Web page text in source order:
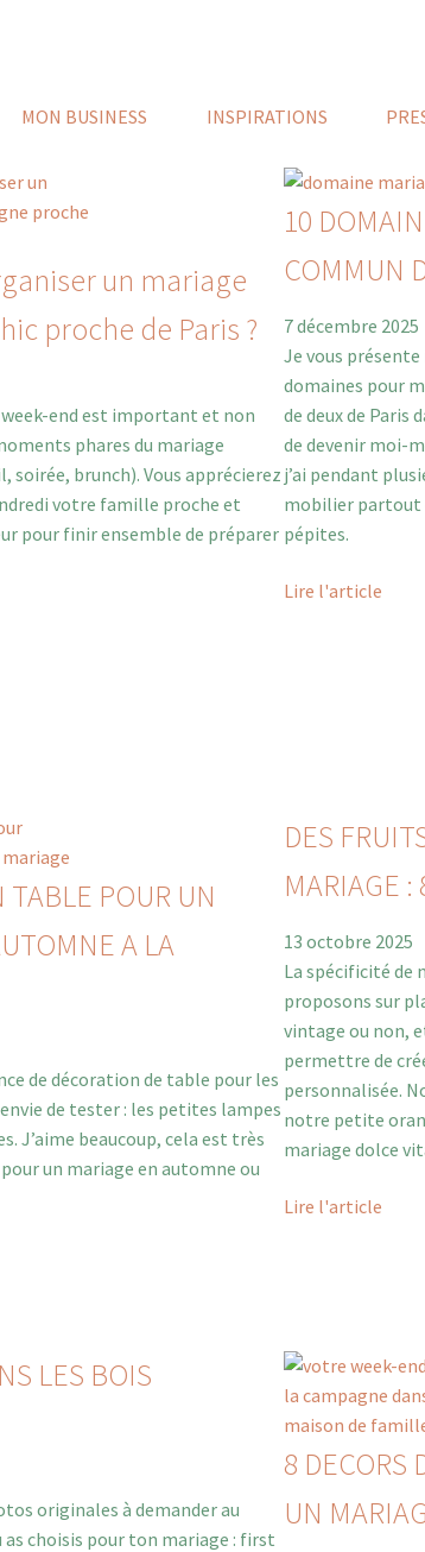
MON BUSINESS INSPIRATIONS
un mariage
proche de Paris ?
end est important et non
phares du mariage
soirée, brunch). Vous apprécierez
votre famille proche et
pour finir ensemble de préparer
10
COMMUN
7 décembre 2025
Je vous
domaines pour
de deux de Paris
de devenir moi-
j’ai pendant
mobilier partout
pépites.
Lire l'article
POUR UN
A LA
de décoration de table pour les
envie de tester : les petites lampes
J’aime beaucoup, cela est très
un mariage en automne ou
DES
MARIAGE
13 octobre 2025
La spécificité de
proposons sur
vintage ou non,
permettre de
personnalisée.
notre petite
mariage dolce
Lire l'article
LES BOIS
originales à demander au
choisis pour ton mariage : first
8 DECORS
UN